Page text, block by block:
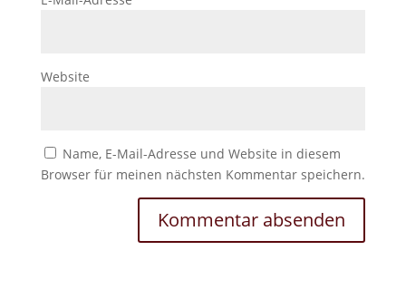
Website
Name, E-Mail-Adresse und Website in diesem
Browser für meinen nächsten Kommentar speichern.